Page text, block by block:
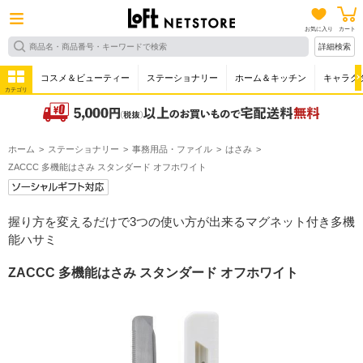
お気に入り カート
詳細検索
カテゴリ
コスメ＆ビューティー ステーショナリー ホーム＆キッチン キャラク
ホーム ステーショナリー 事務用品・ファイル
はさみ
ZACCC 多機能はさみ スタンダード オフホワイト
握り方を変えるだけで3つの使い方が出来るマグネット付き多機
能ハサミ
ZACCC 多機能はさみ スタンダード オフホワイト